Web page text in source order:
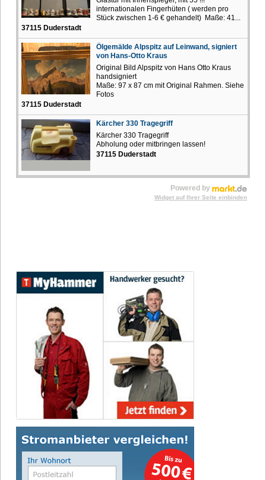
internationalen Fingerhüten ( werden pro
Stück zwischen 1-6 € gehandelt) Maße: 41...
37115 Duderstadt
Ölgemälde Alpspitz auf Leinwand, signiert
von Hans-Otto Kraus
Original Bild Alpspitz von Hans Otto Kraus
handsigniert
Maße: 97 x 87 cm mit Original Rahmen. Siehe
Fotos
37115 Duderstadt
Kärcher 330 Tragegriff
Kärcher 330 Tragegriff
Abholung oder mitbringen lassen!
37115 Duderstadt
Powered by
Widget auf Ihrer Seite einbinden